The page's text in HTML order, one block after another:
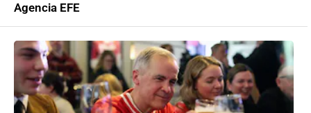
Agencia EFE